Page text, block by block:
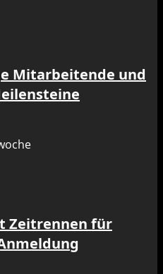
Mitarbeitende und
Zeitrennen für